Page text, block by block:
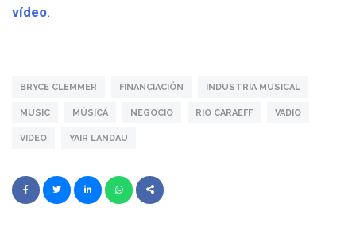
vídeo.
BRYCE CLEMMER FINANCIACIÓN INDUSTRIA MUSICAL
MUSIC MÚSICA NEGOCIO RIO CARAEFF VADIO
VIDEO YAIR LANDAU